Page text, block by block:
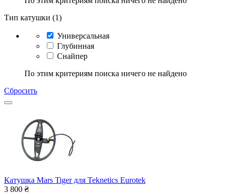
Тип катушки (1)
Универсальная
Глубинная
Снайпер
По этим критериям поиска ничего не найдено
Сбросить
Катушка Mars Tiger для Teknetics Eurotek
3 800 ₴